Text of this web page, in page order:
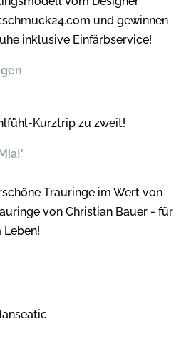
und gewinnen
inklusive Einfärbservice!
Kurztrip zu zweit!
Trauringe im Wert von
von Christian Bauer - für